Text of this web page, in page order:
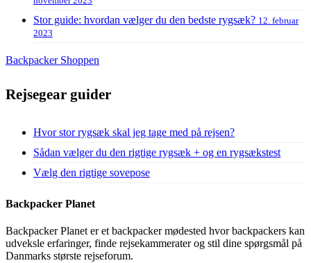
Stor guide: hvordan vælger du den bedste rygsæk? 12. februar
2023
Backpacker Shoppen
Rejsegear guider
Hvor stor rygsæk skal jeg tage med på rejsen?
Sådan vælger du den rigtige rygsæk + og en rygsækstest
Vælg den rigtige sovepose
Backpacker Planet
Backpacker Planet er et backpacker mødested hvor backpackers kan
udveksle erfaringer, finde rejsekammerater og stil dine spørgsmål på
Danmarks største rejseforum.